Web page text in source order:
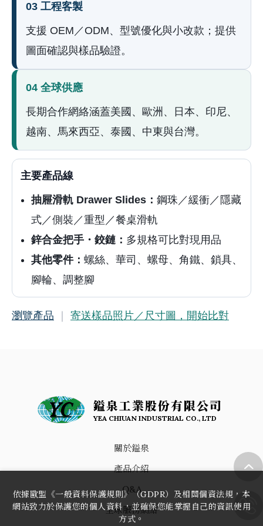
03 工程客製
支援 OEM／ODM、型號優化與小改款；提供
圖面確認與樣品驗證。
04 全球供應
長期合作網絡涵蓋美國、歐洲、日本、印尼、
越南、馬來西亞、泰國、中東與台灣。
主要產品線
抽屜滑軌 Drawer Slides： 鋼珠／緩衝／隱藏
式／側裝／重型／餐桌滑軌
鋅合金把手・鉸鏈： 多規格可比對現用品
其他零件： 螺絲、華司、螺母、角鐵、鎖具、
腳輪、調整腳
瀏覽產品 寄送樣品照片／尺寸圖，開始比對
鎰泉工業股份有限公司
YEA CHIUAN INDUSTRIAL CO., LTD
關於鎰泉
產品介紹
Q&A
全球服務網絡
依據歐盟《一般資料保護規則》（GDPR）及相關個資法規，本
網站致力於保護您的個人資料，並確保您能掌握自己的資訊使用
方式。